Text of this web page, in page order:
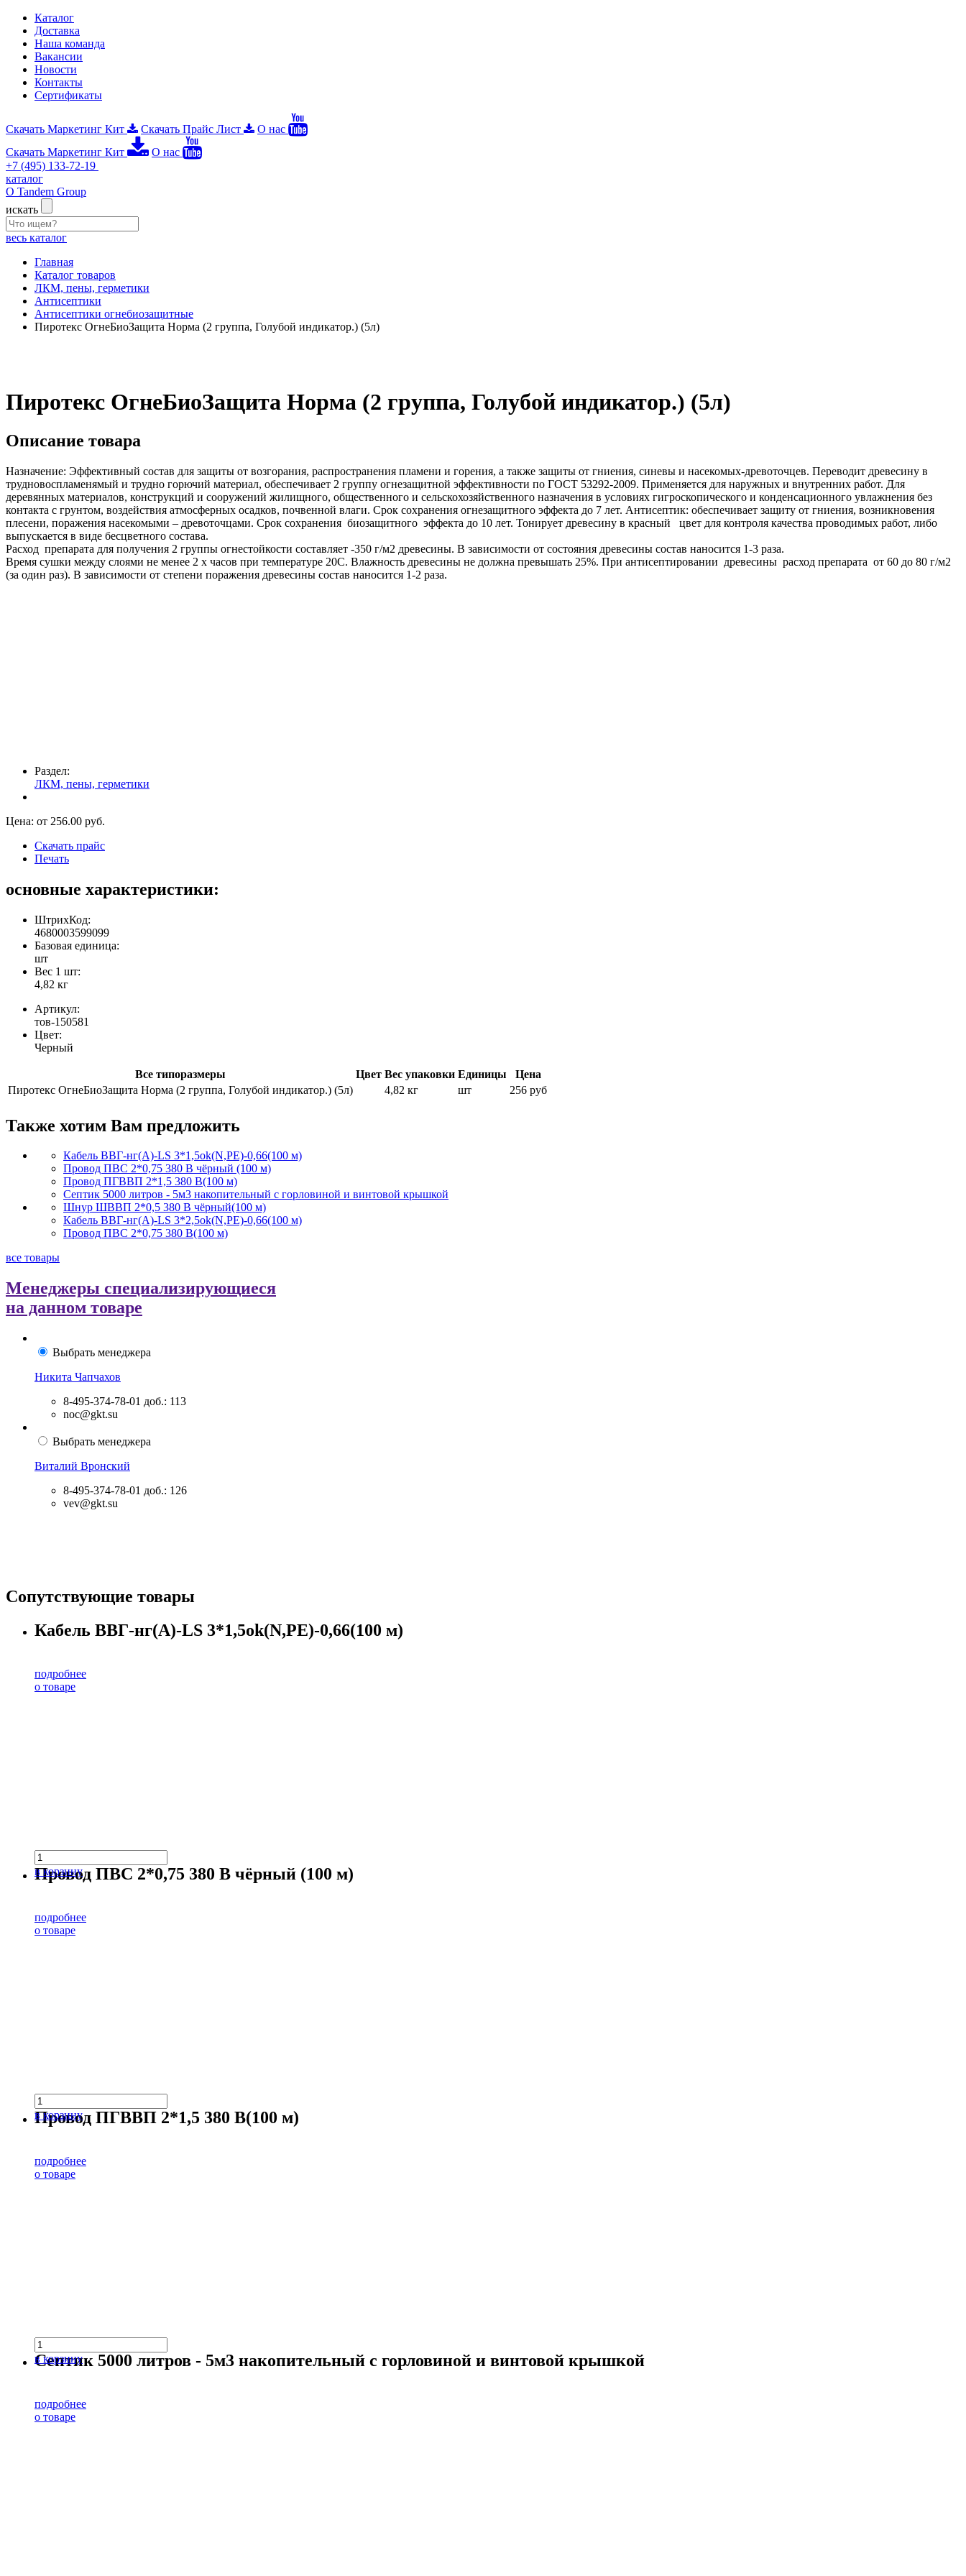
Каталог
Доставка
Наша команда
Вакансии
Новости
Контакты
Сертификаты
Скачать Маркетинг Кит Скачать Прайс Лист
О нас
Скачать Маркетинг Кит
О нас
+7 (495) 133-72-19
каталог
О Tandem Group
искать
весь каталог
Главная
Каталог товаров
ЛКМ, пены, герметики
Антисептики
Антисептики огнебиозащитные
Пиротекс ОгнеБиоЗащита Норма (2 группа, Голубой индикатор.) (5л)
Пиротекс ОгнеБиоЗащита Норма (2 группа, Голубой индикатор.) (5л)
Описание товара
Назначение: Эффективный состав для защиты от возгорания, распространения пламени и горения, а также защиты от гниения, синевы и насекомых-древоточцев. Переводит древесину в
трудновоспламенямый и трудно горючий материал, обеспечивает 2 группу огнезащитной эффективности по ГОСТ 53292-2009. Применяется для наружных и внутренних работ. Для
деревянных материалов, конструкций и сооружений жилищного, общественного и сельскохозяйственного назначения в условиях гигроскопического и конденсационного увлажнения без
контакта с грунтом, воздействия атмосферных осадков, почвенной влаги. Срок сохранения огнезащитного эффекта до 7 лет. Антисептик: обеспечивает защиту от гниения, возникновения
плесени, поражения насекомыми – древоточцами. Срок сохранения биозащитного эффекта до 10 лет. Тонирует древесину в красный цвет для контроля качества проводимых работ, либо
выпускается в виде бесцветного состава.
Расход препарата для получения 2 группы огнестойкости составляет -350 г/м2 древесины. В зависимости от состояния древесины состав наносится 1-3 раза.
Время сушки между слоями не менее 2 х часов при температуре 20С. Влажность древесины не должна превышать 25%. При антисептировании древесины расход препарата от 60 до 80 г/м2
(за один раз). В зависимости от степени поражения древесины состав наносится 1-2 раза.
Раздел:
ЛКМ, пены, герметики
Цена: от 256.00 руб.
Скачать прайс
Печать
основные характеристики:
ШтрихКод:
4680003599099
Базовая единица:
шт
Вес 1 шт:
4,82 кг
Артикул:
тов-150581
Цвет:
Черный
Все типоразмеры Цвет Вес упаковки Единицы
Цена
Пиротекс ОгнеБиоЗащита Норма (2 группа, Голубой индикатор.) (5л)
4,82 кг шт 256 руб
Также хотим Вам предложить
Кабель ВВГ-нг(А)-LS 3*1,5ok(N,PE)-0,66(100 м)
Провод ПВС 2*0,75 380 В чёрный (100 м)
Провод ПГВВП 2*1,5 380 В(100 м)
Септик 5000 литров - 5м3 накопительный с горловиной и винтовой крышкой
Шнур ШВВП 2*0,5 380 В чёрный(100 м)
Кабель ВВГ-нг(А)-LS 3*2,5ok(N,PE)-0,66(100 м)
Провод ПВС 2*0,75 380 В(100 м)
все товары
Менеджеры специализирующиеся
на данном товаре
Выбрать менеджера
Никита Чапчахов
8-495-374-78-01 доб.: 113
noc@gkt.su
Выбрать менеджера
Виталий Вронский
8-495-374-78-01 доб.: 126
vev@gkt.su
Сопутствующие товары
Кабель ВВГ-нг(А)-LS 3*1,5ok(N,PE)-0,66(100 м)
подробнее
о товаре
в корзину
Провод ПВС 2*0,75 380 В чёрный (100 м)
подробнее
о товаре
в корзину
Провод ПГВВП 2*1,5 380 В(100 м)
подробнее
о товаре
в корзину
Септик 5000 литров - 5м3 накопительный с горловиной и винтовой крышкой
подробнее
о товаре